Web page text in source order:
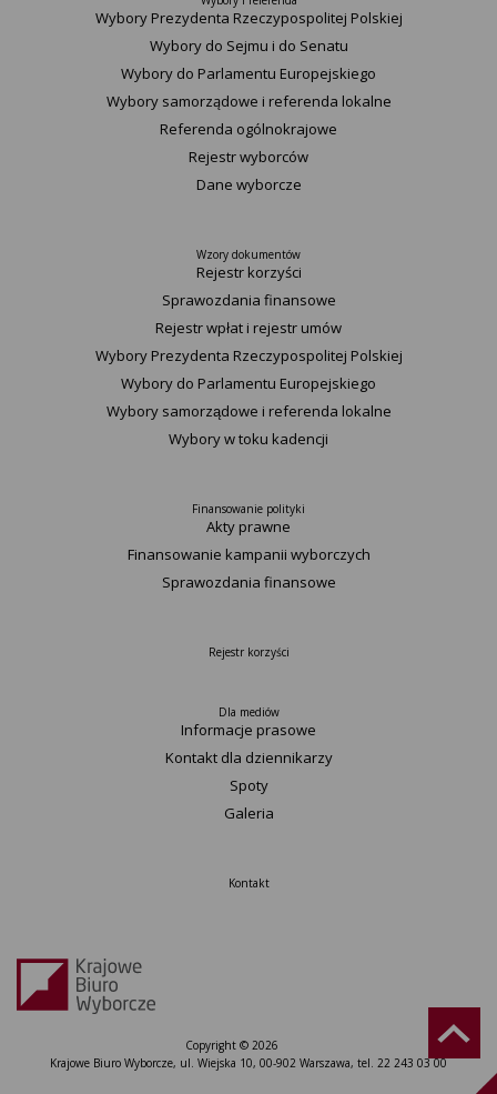
Wybory Prezydenta Rzeczypospolitej Polskiej
Wybory do Sejmu i do Senatu
Wybory do Parlamentu Europejskiego
Wybory samorządowe i referenda lokalne
Referenda ogólnokrajowe
Rejestr wyborców
Dane wyborcze
Wzory dokumentów
Rejestr korzyści
Sprawozdania finansowe
Rejestr wpłat i rejestr umów
Wybory Prezydenta Rzeczypospolitej Polskiej
Wybory do Parlamentu Europejskiego
Wybory samorządowe i referenda lokalne
Wybory w toku kadencji
Finansowanie polityki
Akty prawne
Finansowanie kampanii wyborczych
Sprawozdania finansowe
Rejestr korzyści
Dla mediów
Informacje prasowe
Kontakt dla dziennikarzy
Spoty
Galeria
Kontakt
Copyright © 2026
Krajowe Biuro Wyborcze, ul. Wiejska 10, 00-902 Warszawa, tel. 22 243 03 00